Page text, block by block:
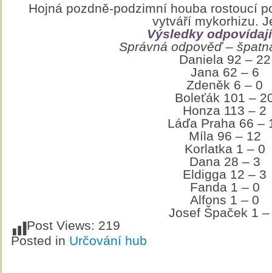
Hojná pozdně-podzimní houba rostoucí
vytváří mykorhizu.
Výsledky
Správná odpověď –
Daniela 92 – 22
Jana 62 – 6
Zdeněk 6 – 0
Boleťák 101 –
Honza 113 – 2
Láďa Praha 66 –
Míla 96 – 12
Korlatka 1 – 0
Dana 28 – 3
Eldigga 12 – 3
Fanda 1 – 0
Alfons 1 – 0
Josef Špaček 1
Post Views: 219
Posted in Určování hub